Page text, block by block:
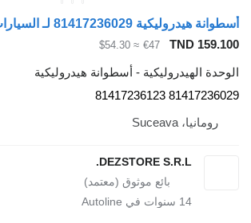
€47
≈ $54.30
- أسطوانة هيدروليكية
DEZSTORE
سنوات في Autoline